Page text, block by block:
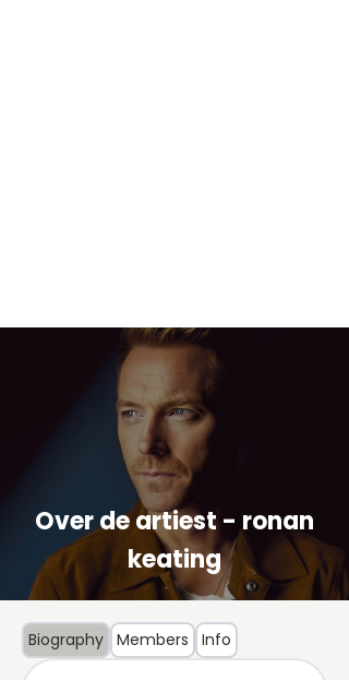
Over de artiest - ronan
keating
Biography Members Info